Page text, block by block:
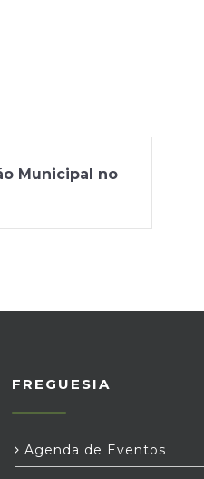
Municipal no
FREGUESIA
Agenda de Eventos